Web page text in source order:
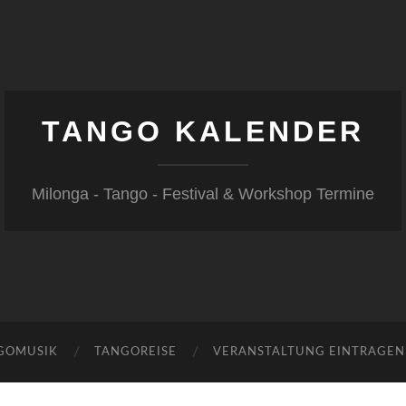
TANGO KALENDER
Milonga - Tango - Festival & Workshop Termine
TANGOREISE VERANSTALTUNG EINTRAGEN